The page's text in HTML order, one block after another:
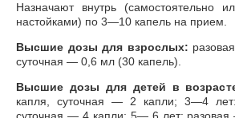
Назначают внутрь (самостоятельно
настойками) по 3—10 капель на прием.
Высшие дозы для взрослых:
суточная — 0,6 мл (30 капель).
Высшие дозы для детей в
капля, суточная — 2 капли; 3—4